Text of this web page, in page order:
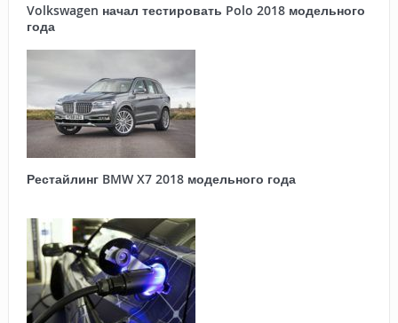
Volkswagen начал тестировать Polo 2018 модельного
года
Рестайлинг BMW X7 2018 модельного года